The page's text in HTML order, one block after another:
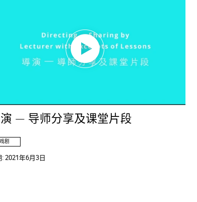
— 导师分享及课堂片段
戏剧
:2021年6月3日